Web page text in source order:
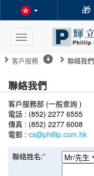
🎁
Toggle
navigation
客戶服務 聯絡我們
聯絡我們
客戶服務部 (一般查詢 )
電話 : (852) 2277 6555
傳真 : (852) 2277 6008
電郵 : cs@phillip.com.hk
聯絡姓名:*